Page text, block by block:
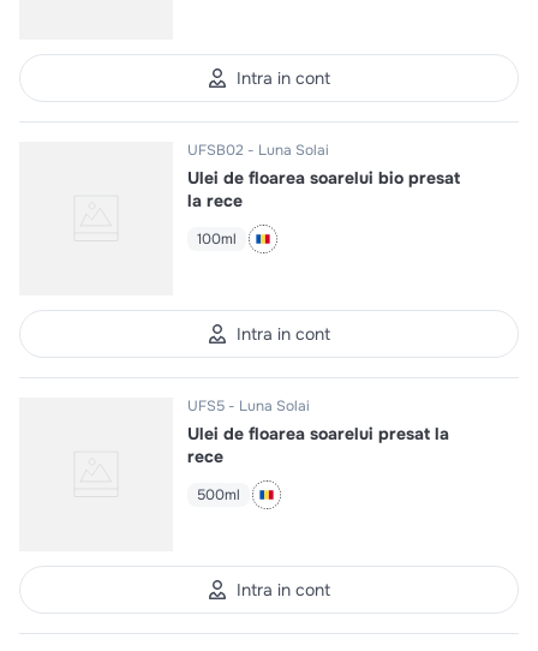
Intra in cont
UFSB02 Luna Solai
Ulei de floarea soarelui bio presat
la rece
100ml
Intra in cont
UFS5 Luna Solai
Ulei de floarea soarelui presat la
rece
500ml
Intra in cont